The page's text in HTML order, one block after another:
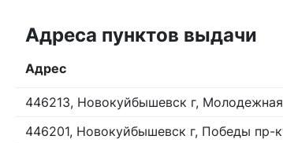
Адреса пунктов выдачи
Адрес
446213, Новокуйбышевск г,
446201, Новокуйбышевск г, Победы пр-